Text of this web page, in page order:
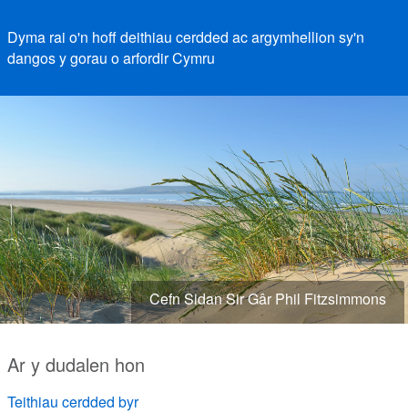
Dyma rai o'n hoff deithiau cerdded ac argymhellion sy'n
dangos y gorau o arfordir Cymru
Cefn Sidan Sir Gâr Phil Fitzsimmons
Ar y dudalen hon
Teithiau cerdded byr